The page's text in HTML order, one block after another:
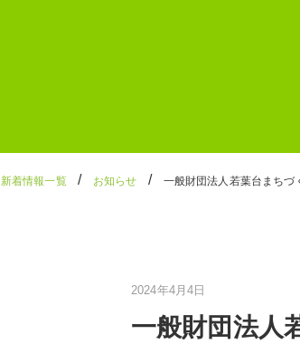
新着情報一覧/ お知らせ / 一般財団法人若葉台まちづ
2024年4月4日
一般財団法人